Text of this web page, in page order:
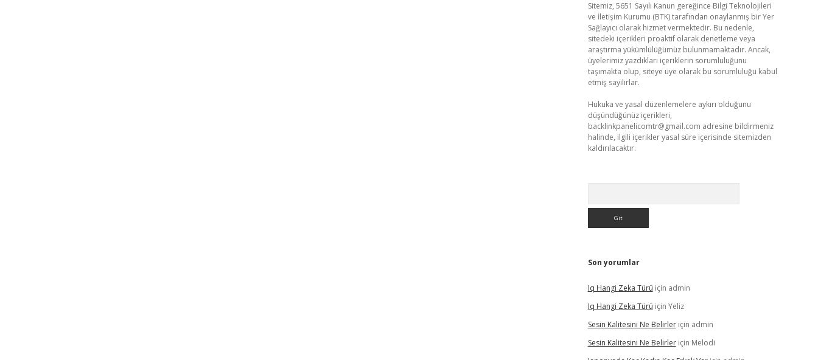
Sitemiz, 5651 Sayılı Kanun gereğince Bilgi Teknolojileri
ve İletişim Kurumu (BTK) tarafından onaylanmış bir Yer
Sağlayıcı olarak hizmet vermektedir. Bu nedenle,
sitedeki içerikleri proaktif olarak denetleme veya
araştırma yükümlülüğümüz bulunmamaktadır. Ancak,
üyelerimiz yazdıkları içeriklerin sorumluluğunu
taşımakta olup, siteye üye olarak bu sorumluluğu kabul
etmiş sayılırlar.
Hukuka ve yasal düzenlemelere aykırı olduğunu
düşündüğünüz içerikleri,
backlinkpanelicomtr@gmail.com adresine bildirmeniz
halinde, ilgili içerikler yasal süre içerisinde sitemizden
kaldırılacaktır.
Son yorumlar
Iq Hangi Zeka Türü için admin
Iq Hangi Zeka Türü için Yeliz
Sesin Kalitesini Ne Belirleriçin admin
Sesin Kalitesini Ne Belirleriçin Melodi